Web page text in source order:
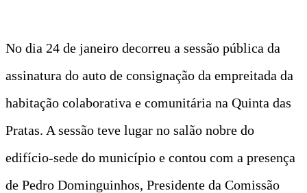
No dia 24 de janeiro decorreu a sessão pública da
assinatura do auto de consignação da empreitada da
habitação colaborativa e comunitária na Quinta das
Pratas. A sessão teve lugar no salão nobre do
edifício-sede do município e contou com a presença
de Pedro Dominguinhos, Presidente da Comissão